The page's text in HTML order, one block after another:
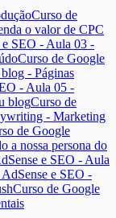
Curso de
o valor de CPC
SEO - Aula 03 -
Curso de Google
- Páginas
- Aula 05 -
blogCurso de
- Marketing
de Google
a nossa persona do
e SEO - Aula
e SEO -
Curso de Google